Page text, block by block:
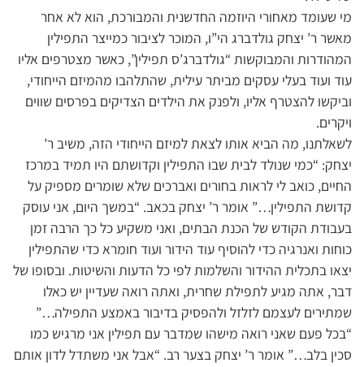
מי שעומד מאחורי היוזמה החדשנית והמבורכת, הוא לא אחר
מאשר ר’ יצחק גולדברג הי”ו, המוכר לציבור כמייצר התפילין
המהודרות והמבוקשות “גולדברג’ס תפילין”, כאשר מצטרפים אליו
עוד ועוד בעלי עסקים מביתר עילית, שהתלהבו מהמיזם הייחודי,
וביקשו להצטרף אליו, ולפנק את הילדים הצדיקים בפרסים שווים
ויקרים.
לשאלתנו, מה הביא אותו לצאת למיזם הייחודי הזה, משיב ר’
יצחק: “כמי שנולד לבית שבו התפילין וקדושתם היו תמיד במרכז
החיים, כואב לי לראות בחורים ואברכים שלא שומרים מספיק על
קדושת התפילין…” אומר ר’ יצחק בכאב. “במשך היום, אני עוסק
בעבודת הקודש של הכנת הבתים, ואני משקיע כל כך הרבה זמן
כוחות ואנרגיה כדי להוסיף עוד הידור ועוד חומרא כדי שהתפילין
יצאו בתכלית ההידור והשלמות לפי כל הדעות והשיטות. ובסופו של
דבר, אתה מגיע לתפילת שחרית, ואתה רואה שעדיין יש כאלו
שמתירים לעצמם לזלזל ולהפסיק בדיבור באמצע התפילה…”
“בכל פעם שאני רואה מישהו שמדבר עם תפילין אני מרגיש כמו
סכין בלב…” אומר ר’ יצחק בצער רב. “אבל אני משתדל לדון אותם